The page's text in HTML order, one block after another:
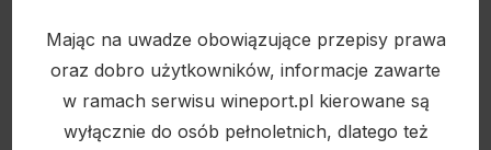
Mając na uwadze obowiązujące przepisy prawa
oraz dobro użytkowników, informacje zawarte
w ramach serwisu wineport.pl kierowane są
wyłącznie do osób pełnoletnich, dlatego też
CAMPOGIOVANNI, BRUNELLO DI MONTALCINO
D.O.C.G. 15% 0,75L
281,00zł